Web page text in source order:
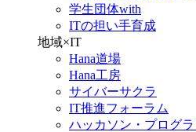
学生団体with
ITの担い手育成
地域×IT
Hana道場
Hana工房
サイバーサクラ
IT推進フォーラム
ハッカソン・プログ